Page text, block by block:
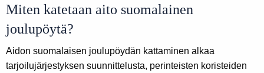
Miten katetaan aito suomalainen
joulupöytä?
Aidon suomalaisen joulupöydän kattaminen alkaa
tarjoilujärjestyksen suunnittelusta, perinteisten koristeiden